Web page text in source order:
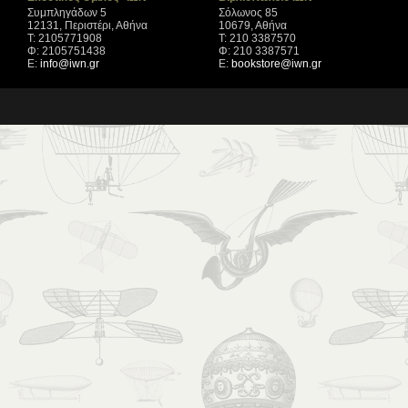
Συμπληγάδων 5
12131, Περιστέρι, Αθήνα
Τ: 2105771908
Φ: 2105751438
Ε: info@iwn.gr
Σόλωνος 85
10679, Αθήνα
Τ: 210 3387570
Φ: 210 3387571
Ε: bookstore@iwn.gr